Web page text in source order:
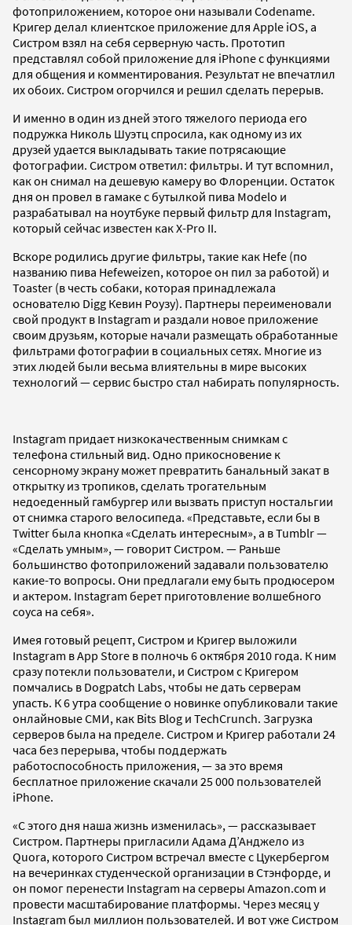
фотоприложением, которое они называли Codename.
Кригер делал клиентское приложение для Apple iOS, а
Систром взял на себя серверную часть. Прототип
представлял собой приложение для iPhone с функциями
для общения и комментирования. Результат не впечатлил
их обоих. Систром огорчился и решил сделать перерыв.
И именно в один из дней этого тяжелого периода его
подружка Николь Шуэтц спросила, как одному из их
друзей удается выкладывать такие потрясающие
фотографии. Систром ответил: фильтры. И тут вспомнил,
как он снимал на дешевую камеру во Флоренции. Остаток
дня он провел в гамаке с бутылкой пива Modelo и
разрабатывал на ноутбуке первый фильтр для Instagram,
который сейчас известен как X-Pro II.
Вскоре родились другие фильтры, такие как Hefe (по
названию пива Hefeweizen, которое он пил за работой) и
Toaster (в честь собаки, которая принадлежала
основателю Digg Кевин Роузу). Партнеры переименовали
свой продукт в Instagram и раздали новое приложение
своим друзьям, которые начали размещать обработанные
фильтрами фотографии в социальных сетях. Многие из
этих людей были весьма влиятельны в мире высоких
технологий — сервис быстро стал набирать популярность.
Instagram придает низкокачественным снимкам с
телефона стильный вид. Одно прикосновение к
сенсорному экрану может превратить банальный закат в
открытку из тропиков, сделать трогательным
недоеденный гамбургер или вызвать приступ ностальгии
от снимка старого велосипеда. «Представьте, если бы в
Twitter была кнопка «Сделать интересным», а в Tumblr —
«Сделать умным», — говорит Систром. — Раньше
большинство фотоприложений задавали пользователю
какие-то вопросы. Они предлагали ему быть продюсером
и актером. Instagram берет приготовление волшебного
соуса на себя».
Имея готовый рецепт, Систром и Кригер выложили
Instagram в App Store в полночь 6 октября 2010 года. К ним
сразу потекли пользователи, и Систром с Кригером
помчались в Dogpatch Labs, чтобы не дать серверам
упасть. К 6 утра сообщение о новинке опубликовали такие
онлайновые СМИ, как Bits Blog и TechCrunch. Загрузка
серверов была на пределе. Систром и Кригер работали 24
часа без перерыва, чтобы поддержать
работоспособность приложения, — за это время
бесплатное приложение скачали 25 000 пользователей
iPhone.
«С этого дня наша жизнь изменилась», — рассказывает
Систром. Партнеры пригласили Адама Д’Анджело из
Quora, которого Систром встречал вместе с Цукербергом
на вечеринках студенческой организации в Стэнфорде, и
он помог перенести Instagram на серверы Amazon.com и
провести масштабирование платформы. Через месяц у
Instagram был миллион пользователей. И вот уже Систром